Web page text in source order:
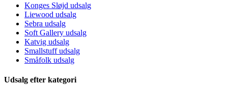
Konges Sløjd udsalg
Liewood udsalg
Sebra udsalg
Soft Gallery udsalg
Katvig udsalg
Smallstuff udsalg
Småfolk udsalg
Udsalg efter kategori